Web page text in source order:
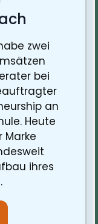
zwei
bei
an
Heute
ihres